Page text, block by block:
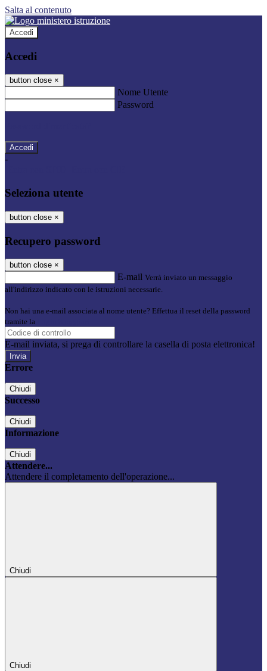
Salta al contenuto
Accedi
Accedi
button close ×
Nome Utente
Password
-
Seleziona utente
button close ×
Recupero password
button close ×
E-mail Verrà inviato un messaggio
all'indirizzo indicato con le istruzioni necessarie.
Non hai una e-mail associata al nome utente? Effettua il reset della password
tramite la
E-mail inviata, si prega di controllare la casella di posta elettronica!
Errore
Chiudi
Successo
Chiudi
Informazione
Chiudi
Attendere...
Attendere il completamento dell'operazione...
Chiudi
Chiudi